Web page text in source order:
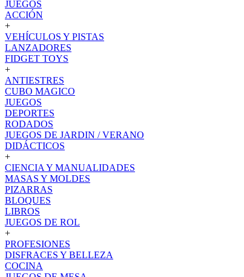
JUEGOS
ACCIÓN
+
VEHÍCULOS Y PISTAS
LANZADORES
FIDGET TOYS
+
ANTIESTRES
CUBO MAGICO
JUEGOS
DEPORTES
RODADOS
JUEGOS DE JARDIN / VERANO
DIDÁCTICOS
+
CIENCIA Y MANUALIDADES
MASAS Y MOLDES
PIZARRAS
BLOQUES
LIBROS
JUEGOS DE ROL
+
PROFESIONES
DISFRACES Y BELLEZA
COCINA